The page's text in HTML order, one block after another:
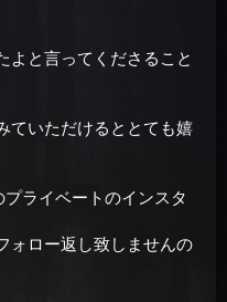
よと言ってくださること
ていただけるととても嬉
ライベートのインスタ
ォロー返し致しませんの